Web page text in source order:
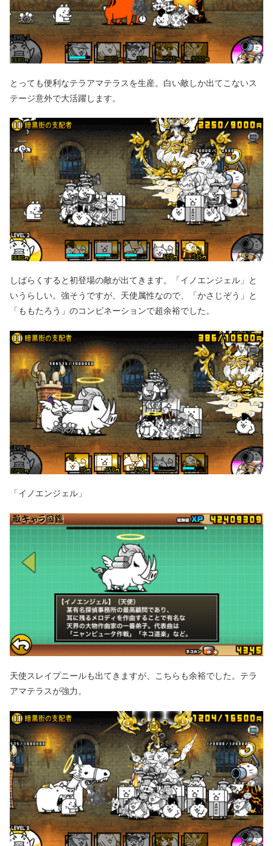
とっても便利なテラアマテラスを生産。白い敵しか出てこないス
テージ意外で大活躍します。
しばらくすると初登場の敵が出てきます。「イノエンジェル」と
いうらしい。強そうですが、天使属性なので、「かさじぞう」と
「ももたろう」のコンビネーションで超余裕でした。
「イノエンジェル」
天使スレイプニールも出てきますが、こちらも余裕でした。テラ
アマテラスが強力。